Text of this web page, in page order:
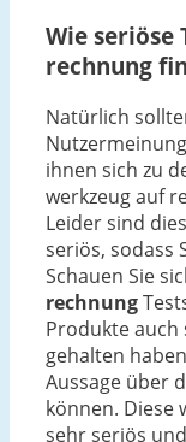
Wie seriöse
rechnung
Natürlich
ihnen sich zu
werkzeug auf
Leider sind
seriös, sodass
Schauen Sie
rechnung
Produkte auch
gehalten
Aussage über
können. Diese
sehr seriös